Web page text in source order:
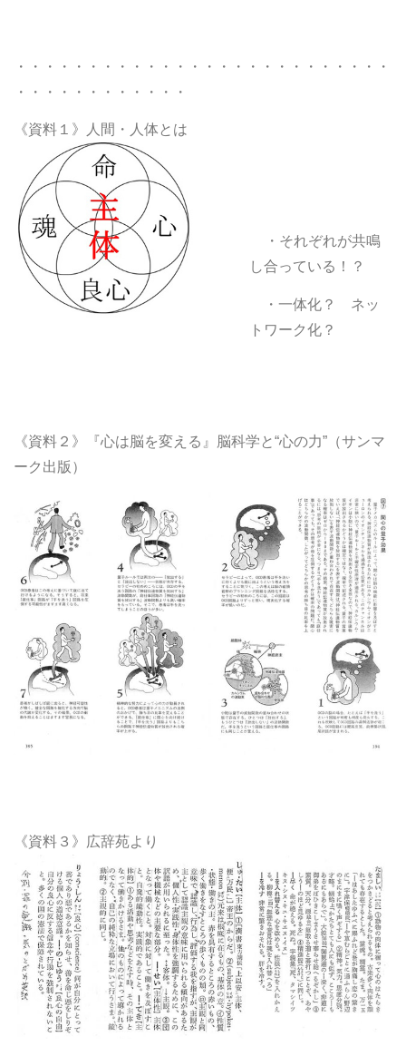
・・・・・・・・・・・・・・・・・・・・・・・・・・
・・・・・・・・・・・・
《資料１》 人間・人体とは
・それぞれが共鳴
し合っている！？
・一体化？ ネッ
トワーク化？
《資料２》
『心は脳を変える』脳科学と“心の力”（サンマ
ーク出版）
《資料３》広辞苑より